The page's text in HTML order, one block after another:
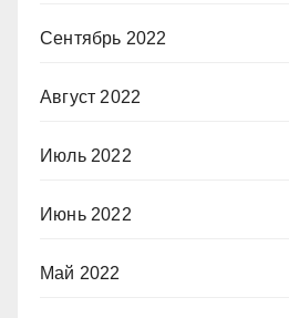
Сентябрь 2022
Август 2022
Июль 2022
Июнь 2022
Май 2022